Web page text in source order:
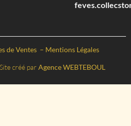
de Ventes – Mentions Légales
créé par Agence WEBTEBOUL